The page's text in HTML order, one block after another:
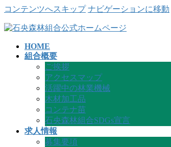
コンテンツへスキップ ナビゲーションに移動
HOME
組合概要
ご挨拶
アクセスマップ
活躍中の林業機械
木材加工品
コンテナ苗
石央森林組合SDGs宣言
求人情報
募集要項